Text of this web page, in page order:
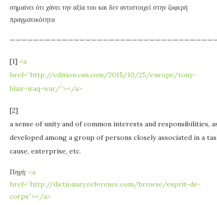
σημαίνει ότι χάνει την αξία του και δεν αντιστοιχεί στην ζοφερή
πραγματικότητα
[1] <a
href=”http://edition.cnn.com/2015/10/25/europe/tony-
blair-iraq-war/”></a>
[2]
a sense of unity and of common interests and responsibilities,
developed among a group of persons closely associated in a
cause, enterprise, etc.
Πηγή: <a
href=”http://dictionary.reference.com/browse/esprit-de-
corps”></a>